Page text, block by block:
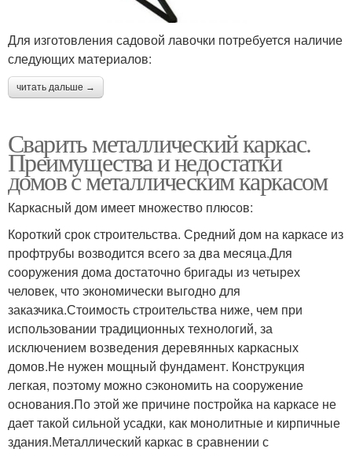
Для изготовления садовой лавочки потребуется наличие
следующих материалов:
читать дальше →
Сварить металлический каркас.
Преимущества и недостатки
домов с металлическим каркасом
Каркасный дом имеет множество плюсов:
Короткий срок строительства. Средний дом на каркасе из
профтрубы возводится всего за два месяца.Для
сооружения дома достаточно бригады из четырех
человек, что экономически выгодно для
заказчика.Стоимость строительства ниже, чем при
использовании традиционных технологий, за
исключением возведения деревянных каркасных
домов.Не нужен мощный фундамент. Конструкция
легкая, поэтому можно сэкономить на сооружение
основания.По этой же причине постройка на каркасе не
дает такой сильной усадки, как монолитные и кирпичные
здания.Металлический каркас в сравнении с